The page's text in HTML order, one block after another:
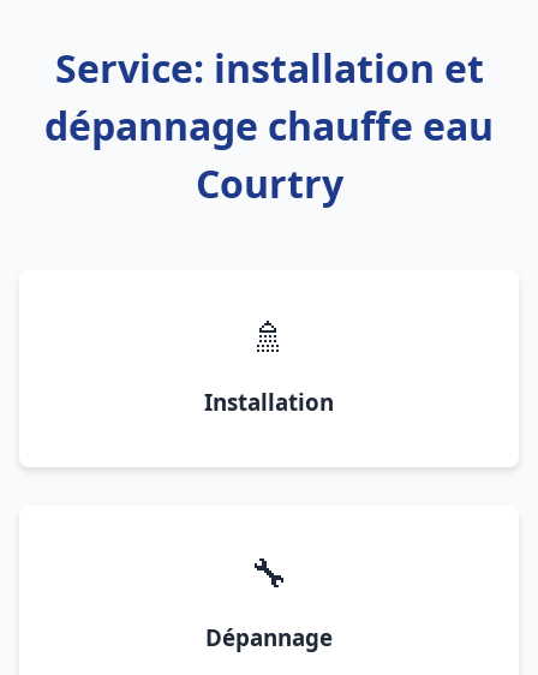
Service: installation et
dépannage chauffe eau
Courtry
🚿
Installation
🔧
Dépannage